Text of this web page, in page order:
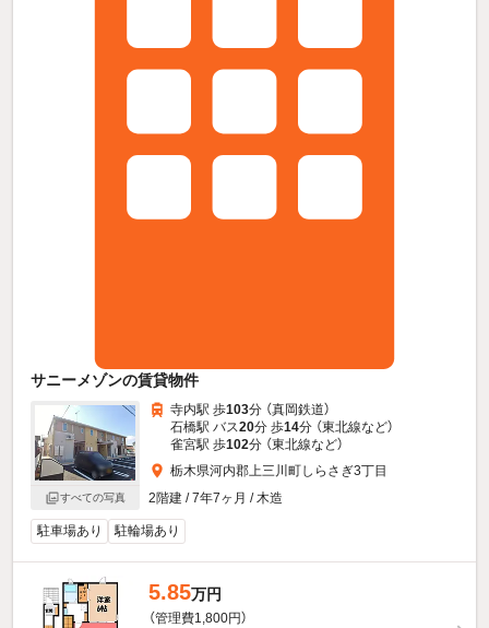
サニーメゾンの賃貸物件
すべての写真
寺内駅 歩103分 （真岡鉄道）
石橋駅 バス20分 歩14分 （東北線など）
雀宮駅 歩102分 （東北線など）
栃木県河内郡上三川町しらさぎ3丁目
2階建 / 7年7ヶ月 / 木造
駐車場あり 駐輪場あり
5.85万円
（管理費1,800円）